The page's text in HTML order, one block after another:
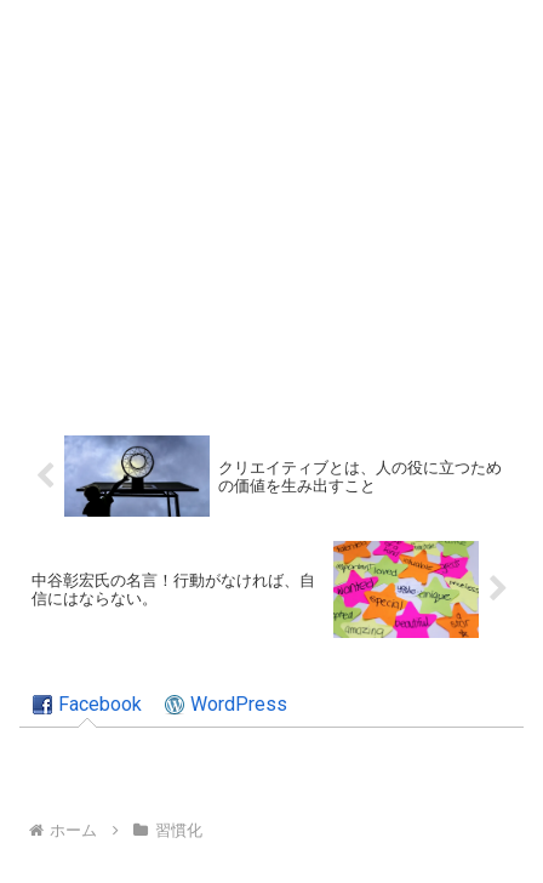
クリエイティブとは、人の役に立つため
の価値を生み出すこと
中谷彰宏氏の名言！行動がなければ、自
信にはならない。
Facebook WordPress
ホーム 習慣化